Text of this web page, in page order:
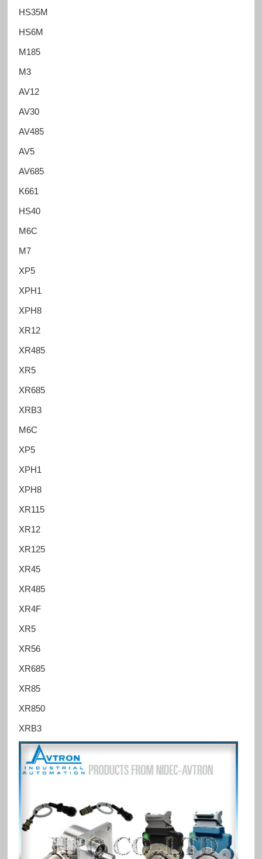
HS35M
HS6M
M185
M3
AV12
AV30
AV485
AV5
AV685
K661
HS40
M6C
M7
XP5
XPH1
XPH8
XR12
XR485
XR5
XR685
XRB3
M6C
XP5
XPH1
XPH8
XR115
XR12
XR125
XR45
XR485
XR4F
XR5
XR56
XR685
XR85
XR850
XRB3